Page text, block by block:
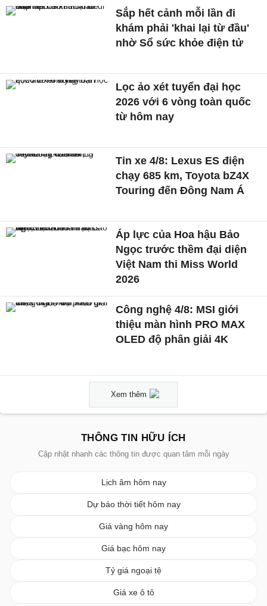
Sắp hết cảnh mỗi lần đi
khám phải 'khai lại từ đầu'
nhờ Sổ sức khỏe điện tử
Lọc ảo xét tuyển đại học
2026 với 6 vòng toàn quốc
từ hôm nay
Tin xe 4/8: Lexus ES điện
chạy 685 km, Toyota bZ4X
Touring đến Đông Nam Á
Áp lực của Hoa hậu Bảo
Ngọc trước thềm đại diện
Việt Nam thi Miss World
2026
Công nghệ 4/8: MSI giới
thiệu màn hình PRO MAX
OLED độ phân giải 4K
Xem thêm
THÔNG TIN HỮU ÍCH
Cập nhật nhanh các thông tin được quan tâm mỗi ngày
Lịch âm hôm nay
Dự báo thời tiết hôm nay
Giá vàng hôm nay
Giá bạc hôm nay
Tỷ giá ngoại tệ
Giá xe ô tô